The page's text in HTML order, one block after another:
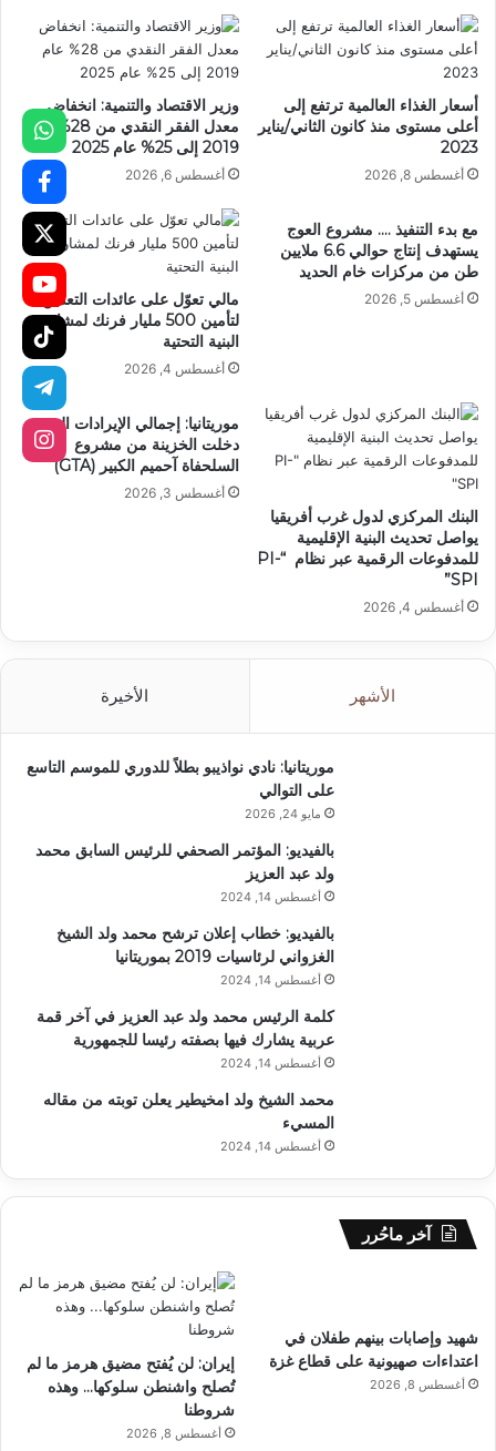
أسعار الغذاء العالمية ترتفع إلى
أعلى مستوى منذ كانون الثاني/يناير
2023
أغسطس 8, 2026
وزير الاقتصاد والتنمية: انخفاض
معدل الفقر النقدي من 28% عام
2019 إلى 25% عام 2025
أغسطس 6, 2026
مع بدء التنفيذ …. مشروع العوج
يستهدف إنتاج حوالي 6.6 ملايين
طن من مركزات خام الحديد
أغسطس 5, 2026
مالي تعوّل على عائدات التعدين
لتأمين 500 مليار فرنك لمشاريع
البنية التحتية
أغسطس 4, 2026
البنك المركزي لدول غرب أفريقيا
يواصل تحديث البنية الإقليمية
للمدفوعات الرقمية عبر نظام “PI-
SPI”
أغسطس 4, 2026
موريتانيا: إجمالي الإيرادات التي
دخلت الخزينة من مشروع
السلحفاة آحميم الكبير (GTA)
أغسطس 3, 2026
الأشهر الأخيرة
موريتانيا: نادي نواذيبو بطلاً للدوري للموسم التاسع
على التوالي
مايو 24, 2026
بالفيديو: المؤتمر الصحفي للرئيس السابق محمد
ولد عبد العزيز
أغسطس 14, 2024
بالفيديو: خطاب إعلان ترشح محمد ولد الشيخ
الغزواني لرئاسيات 2019 بموريتانيا
أغسطس 14, 2024
كلمة الرئيس محمد ولد عبد العزيز في آخر قمة
عربية يشارك فيها بصفته رئيسا للجمهورية
أغسطس 14, 2024
محمد الشيخ ولد امخيطير يعلن توبته من مقاله
المسيء
أغسطس 14, 2024
آخر ماحُرر
شهيد وإصابات بينهم طفلان في
اعتداءات صهيونية على قطاع غزة
أغسطس 8, 2026
إيران: لن يُفتح مضيق هرمز ما لم
تُصلح واشنطن سلوكها… وهذه
شروطنا
أغسطس 8, 2026